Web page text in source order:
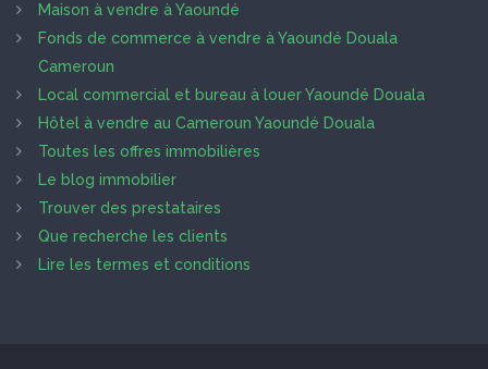
Maison à vendre à Yaoundé
Fonds de commerce à vendre à Yaoundé Douala
Cameroun
Local commercial et bureau à louer Yaoundé Douala
Hôtel à vendre au Cameroun Yaoundé Douala
Toutes les offres immobilières
Le blog immobilier
Trouver des prestataires
Que recherche les clients
Lire les termes et conditions